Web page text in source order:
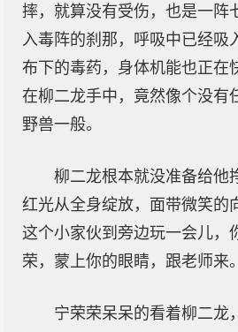
摔，就算没有受伤，也是一阵
入毒阵的刹那，呼吸中已经吸
布下的毒药，身体机能也正在
在柳二龙手中，竟然像个没有
野兽一般。
柳二龙根本就没准备给他
红光从全身绽放，面带微笑的
这个小家伙到旁边玩一会儿，
荣，蒙上你的眼睛，跟老师来
宁荣荣呆呆的看着柳二龙